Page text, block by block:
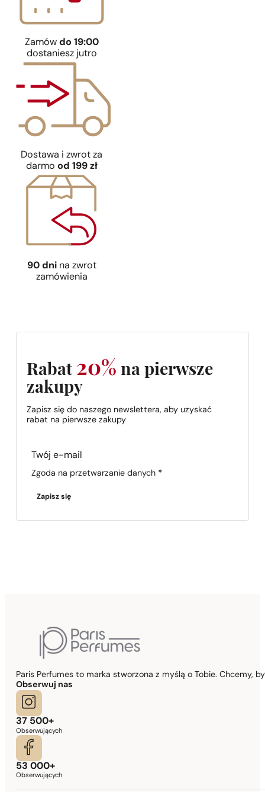
Zamów do 19:00
dostaniesz jutro
Dostawa i zwrot za
darmo od 199 zł
90 dnina zwrot
zamówienia
Rabat 20% na pierwsze
zakupy
Zapisz się do naszego newslettera, aby uzyskać
rabat na pierwsze zakupy
Section
Zgoda na przetwarzanie danych *
Zapisz się
Paris Perfumes to marka stworzona z myślą o Tobie. Chcemy,
Obserwuj nas
37 500+
Obserwujących
53 000+
Obserwujących